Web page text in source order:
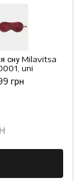
сну Milavitsa
uni
грн